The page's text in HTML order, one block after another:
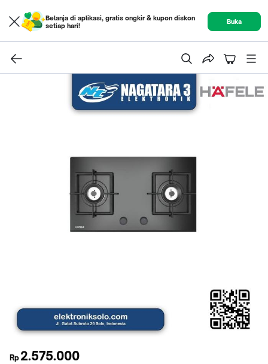
Belanja di aplikasi, gratis ongkir & kupon diskon
setiap hari!
Buka
Rp 2.575.000